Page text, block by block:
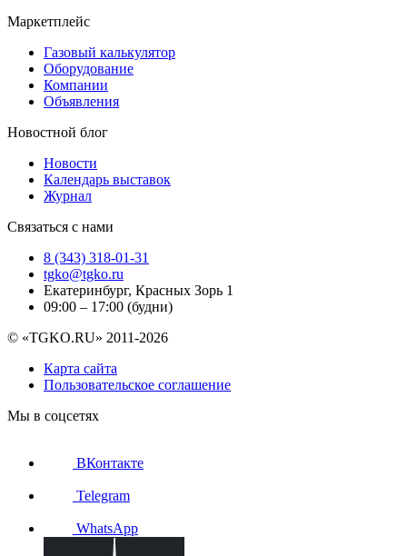
Маркетплейс
Газовый калькулятор
Оборудование
Компании
Объявления
Новостной блог
Новости
Календарь выставок
Журнал
Связаться с нами
8 (343) 318-01-31
tgko@tgko.ru
Екатеринбург, Красных Зорь 1
09:00 – 17:00 (будни)
© «TGKO.RU» 2011-2026
Карта сайта
Пользовательское соглашение
Мы в соцсетях
ВКонтакте
Telegram
WhatsApp